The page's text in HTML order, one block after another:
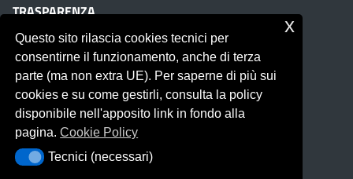
TRASPARENZA
Albo on line
Amministrazione Trasparente
Pubblici proclami
PTPCT per le Istituzioni scolastiche della Sicilia
Whistleblowing
Obiettivi di Accessibilità
Questo sito rilascia cookies tecnici per
consentirne il funzionamento, anche di terza
parte (ma non extra UE). Per saperne di più sui
cookies e su come gestirli, consulta la policy
disponibile nell'apposito link in fondo alla
pagina.Cookie Policy
Tecnici (necessari)
Tecnici (necessari)
x